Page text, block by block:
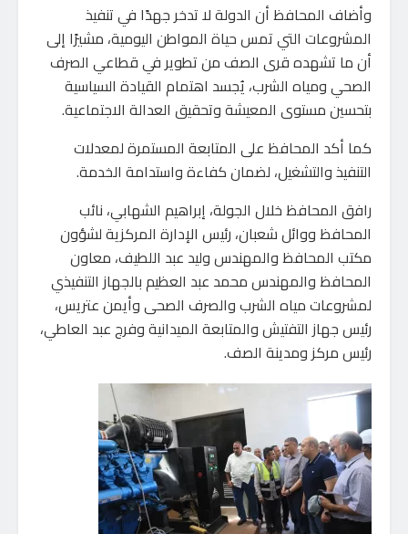
وأضاف المحافظ أن الدولة لا تدخر جهدًا في تنفيذ
المشروعات التي تمس حياة المواطن اليومية، مشيرًا إلى
أن ما تشهده قرى الصف من تطوير في قطاعي الصرف
الصحي ومياه الشرب، يُجسد اهتمام القيادة السياسية
بتحسين مستوى المعيشة وتحقيق العدالة الاجتماعية.
كما أكد المحافظ على المتابعة المستمرة لمعدلات
التنفيذ والتشغيل، لضمان كفاءة واستدامة الخدمة.
رافق المحافظ خلال الجولة، إبراهيم الشهابي، نائب
المحافظ ووائل شعبان، رئيس الإدارة المركزية لشؤون
مكتب المحافظ والمهندس وليد عبد اللطيف، معاون
المحافظ والمهندس محمد عبد العظيم بالجهاز التنفيذي
لمشروعات مياه الشرب والصرف الصحى وأيمن عتريس،
رئيس جهاز التفتيش والمتابعة الميدانية وفرج عبد العاطي،
رئيس مركز ومدينة الصف.